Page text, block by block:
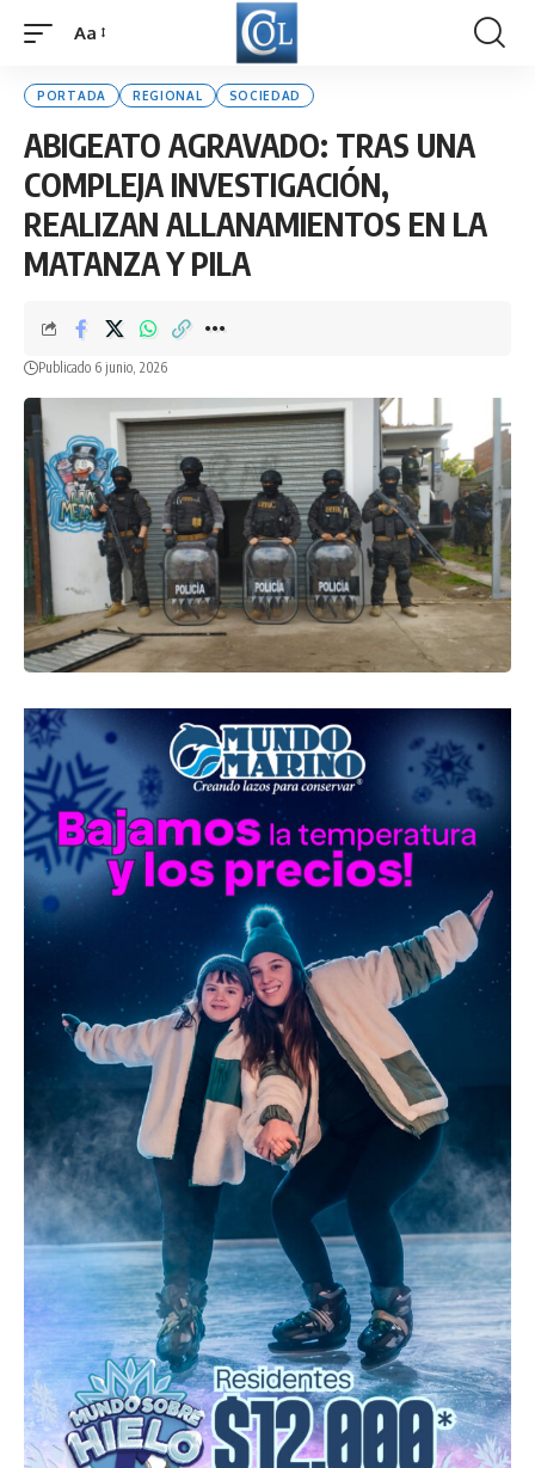
Font
Aa
PORTADA REGIONAL SOCIEDAD
ABIGEATO AGRAVADO: TRAS UNA
COMPLEJA INVESTIGACIÓN,
REALIZAN ALLANAMIENTOS EN LA
MATANZA Y PILA
Publicado 6 junio, 2026